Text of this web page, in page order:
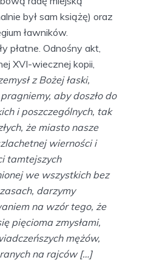
był sam książę) oraz
ławników.
płatne. Odnośny akt,
XVI-wiecznej kopii,
z Bożej łaski,
aby doszło do
i poszczególnych, tak
że miasto nasze
wierności i
tamtejszych
we wszystkich bez
darzymy
na wzór tego, że
pięcioma zmysłami,
mężów,
na rajców […]